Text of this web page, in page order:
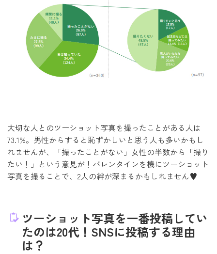
大切な人とのツーショット写真を撮ったことがある人は
73.1%。男性からすると恥ずかしいと思う人も多いかもし
れませんが、「撮ったことがない」女性の半数から「撮り
たい！」という意見が！バレンタインを機にツーショット
写真を撮ることで、2人の絆が深まるかもしれません♥
ツーショット写真を一番投稿してい
たのは20代！SNSに投稿する理由
は？